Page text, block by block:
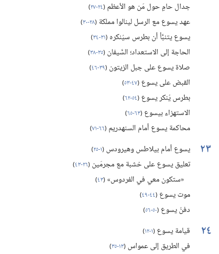
جدال حامٍ حول مَن هو الأعظم (‏٢٤-‏٢٧ )‏
عهد يسوع مع الرسل لينالوا مملكة (‏٢٨-‏٣٠ )‏
يسوع يتنبَّأ أن بطرس سيُنكره (‏٣١-‏٣٤ )‏
الحاجة إلى الاستعداد؛‏ السَّيفان (‏٣٥-‏٣٨ )‏
صلاة يسوع على جبل الزيتون (‏٣٩-‏٤٦ )‏
القبض على يسوع (‏٤٧-‏٥٣ )‏
بطرس يُنكر يسوع (‏٥٤-‏٦٢ )‏
الاستهزاء بيسوع (‏٦٣-‏٦٥ )‏
محاكمة يسوع أمام السنهدريم (‏٦٦-‏٧١ )‏
٢٣ يسوع أمام بيلاطس وهيرودس (‏١-‏٢٥ )‏
تعليق يسوع على خشبة مع مجرمَين (‏٢٦-‏٤٣ )‏
«ستكون معي في الفردوس» (‏٤٣)‏
موت يسوع (‏٤٤-‏٤٩ )‏
دفنُ يسوع (‏٥٠-‏٥٦ )‏
٢٤ قيامة يسوع (‏١-‏١٢ )‏
في الطريق إلى عمواس (‏١٣-‏٣٥ )‏